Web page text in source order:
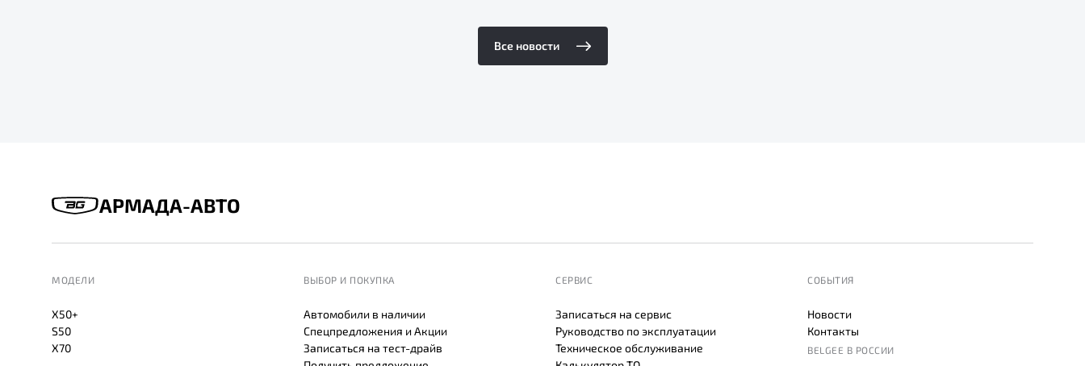
Все новости
АРМАДА-АВТО
МОДЕЛИ
X50+
S50
X70
ВЫБОР И ПОКУПКА
Автомобили в наличии
Спецпредложения и Акции
Записаться на тест-драйв
СЕРВИС
Записаться на сервис
Руководство по эксплуатации
Техническое обслуживание
СОБЫТИЯ
Новости
Контакты
BELGEE В РОССИИ